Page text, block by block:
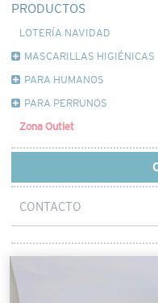
PRODUCTOS
LOTERÍA NAVIDAD
MASCARILLAS HIGIÉNICAS
PARA HUMANOS
PARA PERRUNOS
Zona Outlet
CONTACTO